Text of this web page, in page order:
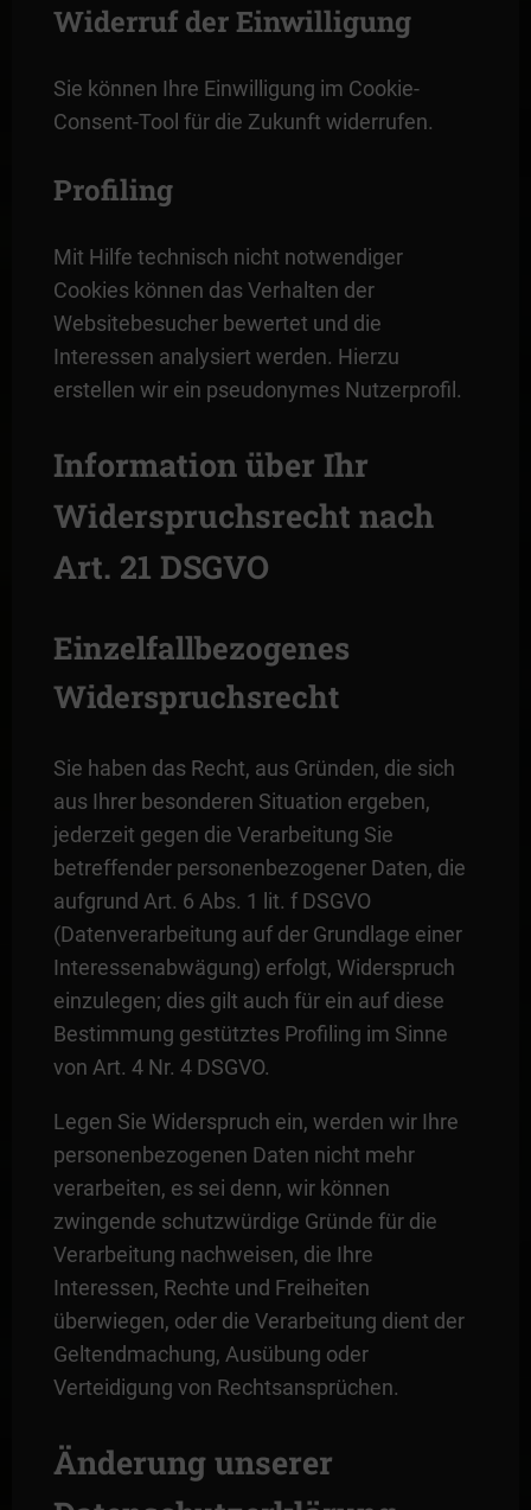
Widerruf der Einwilligung
Sie können Ihre Einwilligung im Cookie-
Consent-Tool für die Zukunft widerrufen.
Profiling
Mit Hilfe technisch nicht notwendiger
Cookies können das Verhalten der
Websitebesucher bewertet und die
Interessen analysiert werden. Hierzu
erstellen wir ein pseudonymes Nutzerprofil.
Information über Ihr
Widerspruchsrecht nach
Art. 21 DSGVO
Einzelfallbezogenes
Widerspruchsrecht
Sie haben das Recht, aus Gründen, die sich
aus Ihrer besonderen Situation ergeben,
jederzeit gegen die Verarbeitung Sie
betreffender personenbezogener Daten, die
aufgrund Art. 6 Abs. 1 lit. f DSGVO
(Datenverarbeitung auf der Grundlage einer
Interessenabwägung) erfolgt, Widerspruch
einzulegen; dies gilt auch für ein auf diese
Bestimmung gestütztes Profiling im Sinne
von Art. 4 Nr. 4 DSGVO.
Legen Sie Widerspruch ein, werden wir Ihre
personenbezogenen Daten nicht mehr
verarbeiten, es sei denn, wir können
zwingende schutzwürdige Gründe für die
Verarbeitung nachweisen, die Ihre
Interessen, Rechte und Freiheiten
überwiegen, oder die Verarbeitung dient der
Geltendmachung, Ausübung oder
Verteidigung von Rechtsansprüchen.
Änderung unserer